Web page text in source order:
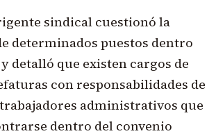
sindical cuestionó la
determinados puestos dentro
detalló que existen cargos de
con responsabilidades de
administrativos que
dentro del convenio